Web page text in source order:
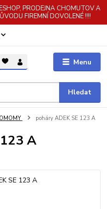
PRODEJNA CHOMUTOV A
FIREMNÍ DOVOLENÉ !!!!
Menu
Hledat
poháry ADEK SE 123 A
A